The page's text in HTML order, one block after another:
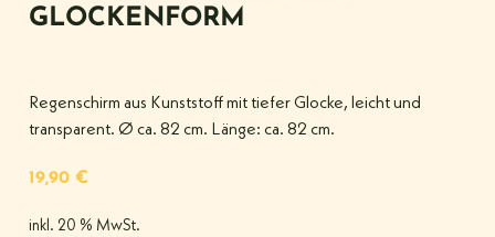
GLOCKENFORM
Regenschirm aus Kunststoff mit tiefer Glocke, leicht und
transparent. Ø ca. 82 cm. Länge: ca. 82 cm.
19,90 €
inkl. 20 % MwSt.